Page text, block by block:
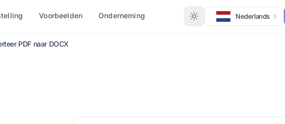
Voorbeelden Onderneming Nederlands
PDF naar DOCX